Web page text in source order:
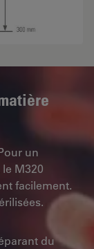
un
M320
facilement.
du